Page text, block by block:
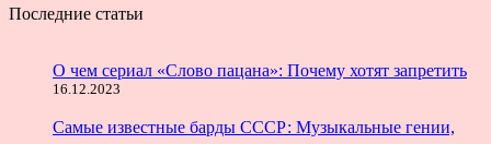
Последние статьи
О чем сериал «Слово пацана»: Почему хотят запретить
16.12.2023
Самые известные барды СССР: Музыкальные гении,